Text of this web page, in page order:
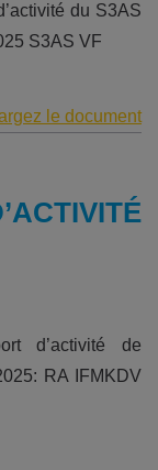
du S3AS
S3AS VF
le document
d’activité de
RA IFMKDV